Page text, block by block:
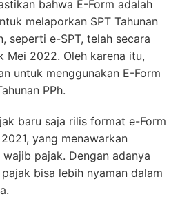
bahwa E-Form adalah
melaporkan SPT Tahunan
seperti e-SPT, telah secara
Mei 2022. Oleh karena itu,
untuk menggunakan E-Form
PPh.
baru saja rilis format e-Form
yang menawarkan
pajak. Dengan adanya
bisa lebih nyaman dalam